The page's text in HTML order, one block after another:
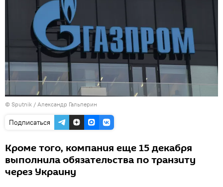
© Sputnik / Александр Гальперин
Подписаться
Кроме того, компания еще 15 декабря
выполнила обязательства по транзиту
через Украину